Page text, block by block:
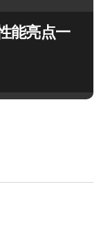
能亮点一